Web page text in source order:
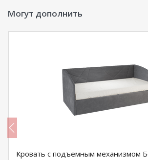
Могут дополнить
Кровать с подъемным механизмом